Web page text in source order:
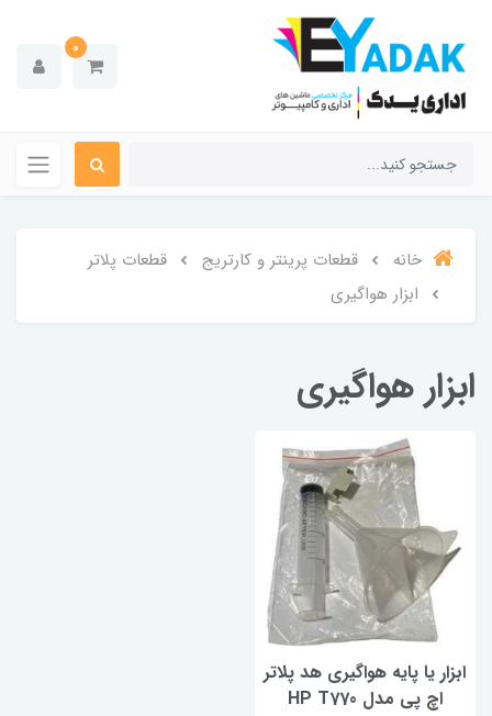
0
خانه قطعات پرینتر و کارتریج
قطعات پلاتر
ابزار هواگیری
ابزار هواگیری
ابزار یا پایه هواگیری هد پلاتر
اچ پی مدل HP T770